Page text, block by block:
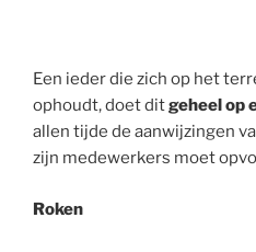
Een ieder die zich op het
ophoudt, doet ditgeheel op
allen tijde de aanwijzingen
zijn medewerkers moet
Roken